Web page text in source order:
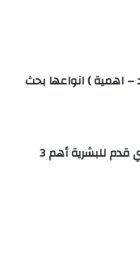
– اهمية ) انواعها بحث
نيكولا تسلا المخترع الذي قدم للبشرية أهم 3